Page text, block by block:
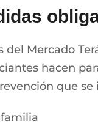
del Mercado
hacen
que